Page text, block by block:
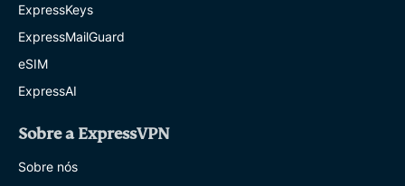
ExpressKeys
ExpressMailGuard
eSIM
ExpressAI
Sobre a ExpressVPN
Sobre nós